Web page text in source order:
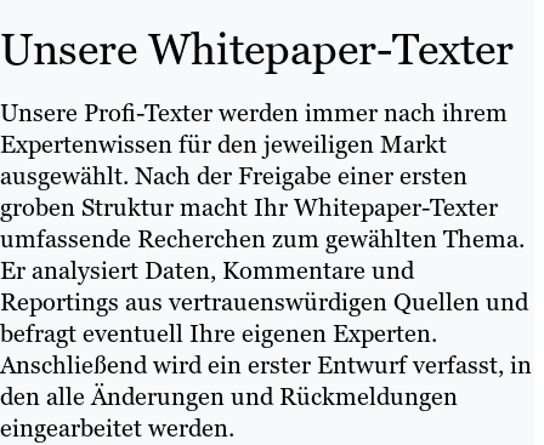
Unsere Whitepaper-Texter
Unsere Profi-Texter werden immer nach ihrem
Expertenwissen für den jeweiligen Markt
ausgewählt. Nach der Freigabe einer ersten
groben Struktur macht Ihr Whitepaper-Texter
umfassende Recherchen zum gewählten Thema.
Er analysiert Daten, Kommentare und
Reportings aus vertrauenswürdigen Quellen und
befragt eventuell Ihre eigenen Experten.
Anschließend wird ein erster Entwurf verfasst, in
den alle Änderungen und Rückmeldungen
eingearbeitet werden.